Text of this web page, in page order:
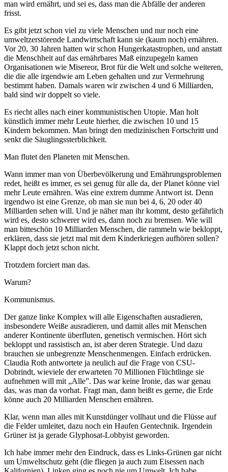
man wird ernährt, und sei es, dass man die Abfälle der anderen
frisst.
Es gibt jetzt schon viel zu viele Menschen und nur noch eine
umweltzerstörende Landwirtschaft kann sie (kaum noch) ernähren.
Vor 20, 30 Jahren hatten wir schon Hungerkatastrophen, und anstatt
die Menschheit auf das ernährbares Maß einzupegeln kamen
Organisationen wie Misereor, Brot für die Welt und solche weiteren,
die die alle irgendwie am Leben gehalten und zur Vermehrung
bestimmt haben. Damals waren wir zwischen 4 und 6 Milliarden,
bald sind wir doppelt so viele.
Es riecht alles nach einer kommunistischen Utopie. Man holt
künstlich immer mehr Leute hierher, die zwischen 10 und 15
Kindern bekommen. Man bringt den medizinischen Fortschritt und
senkt die Säuglingssterblichkeit.
Man flutet den Planeten mit Menschen.
Wann immer man von Überbevölkerung und Ernährungsproblemen
redet, heißt es immer, es sei genug für alle da, der Planet könne viel
mehr Leute ernähren. Was eine extrem dumme Antwort ist. Denn
irgendwo ist eine Grenze, ob man sie nun bei 4, 6, 20 oder 40
Milliarden sehen will. Und je näher man ihr kommt, desto gefährlich
wird es, desto schwerer wird es, dann noch zu bremsen. Wie will
man bitteschön 10 Milliarden Menschen, die rammeln wie bekloppt,
erklären, dass sie jetzt mal mit dem Kinderkriegen aufhören sollen?
Klappt doch jetzt schon nicht.
Trotzdem forciert man das.
Warum?
Kommunismus.
Der ganze linke Komplex will alle Eigenschaften ausradieren,
insbesondere Weiße ausradieren, und damit alles mit Menschen
anderer Kontinente überfluten, genetisch vermischen. Hört sich
bekloppt und rassistisch an, ist aber deren Strategie. Und dazu
brauchen sie unbegrenzte Menschenmengen. Einfach erdrücken.
Claudia Roth antwortete ja neulich auf die Frage von CSU-
Dobrindt, wieviele der erwarteten 70 Millionen Flüchtlinge sie
aufnehmen will mit „Alle”. Das war keine Ironie, das war genau
das, was man da vorhat. Fragt man, dann heißt es gerne, die Erde
könne auch 20 Milliarden Menschen ernähren.
Klar, wenn man alles mit Kunstdünger vollhaut und die Flüsse auf
die Felder umleitet, dazu noch ein Haufen Gentechnik. Irgendein
Grüner ist ja gerade Glyphosat-Lobbyist geworden.
Ich habe immer mehr den Eindruck, dass es Links-Grünen gar nicht
um Umweltschutz geht (die fliegen ja auch zum Eisessen nach